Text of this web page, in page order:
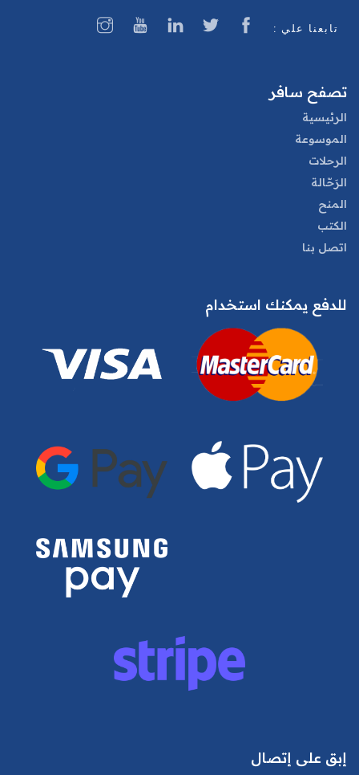
تابعنا علي :
تصفح سافر
الرئيسية
الموسوعة
الرحلات
الرَحّالة
المنح
الكتب
اتصل بنا
للدفع يمكنك استخدام
إبق على إتصال